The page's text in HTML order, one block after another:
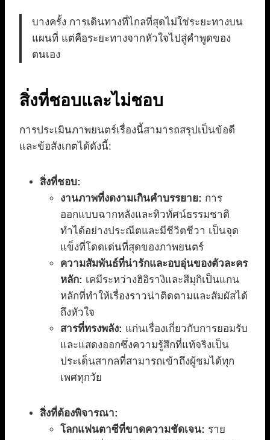
บางครั้ง การเดินทางที่ไกลที่สุดไม่ใช่ระยะทางบน
แผนที่ แต่คือระยะทางจากหัวใจไปสู่คำพูดของ
ตนเอง
สิ่งที่ชอบและไม่ชอบ
การประเมินภาพยนตร์เรื่องนี้สามารถสรุปเป็นข้อดี
และข้อสังเกตได้ดังนี้:
สิ่งที่ชอบ:
งานภาพที่งดงามเกินคำบรรยาย: การ
ออกแบบฉากหลังและทิวทัศน์ธรรมชาติ
ทำได้อย่างประณีตและมีชีวิตชีวา เป็นจุด
แข็งที่โดดเด่นที่สุดของภาพยนตร์
ความสัมพันธ์ที่น่ารักและอบอุ่นของตัวละคร
หลัก: เคมีระหว่างฮิอิรางิและสึมุกิเป็นแกน
หลักที่ทำให้เรื่องราวน่าติดตามและสัมผัสได้
ถึงหัวใจ
สารที่ทรงพลัง: แก่นเรื่องเกี่ยวกับการยอมรับ
และแสดงออกซึ่งความรู้สึกที่แท้จริงเป็น
ประเด็นสากลที่สามารถเข้าถึงผู้ชมได้ทุก
เพศทุกวัย
สิ่งที่ต้องพิจารณา:
โลกแฟนตาซีที่ขาดความชัดเจน: ราย